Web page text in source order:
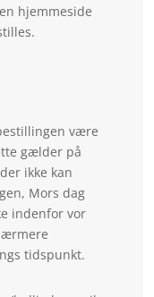
hjemmeside
være
gælder på
ikke kan
Mors dag
indenfor vor
tidspunkt.